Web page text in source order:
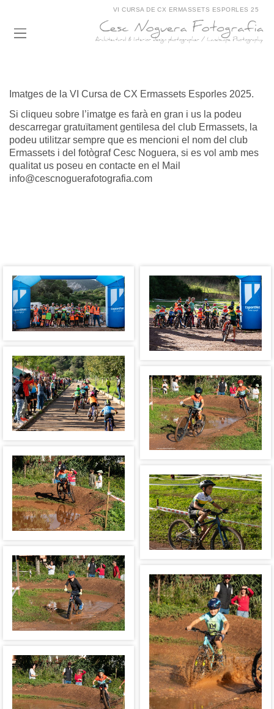
VI CURSA DE CX ERMASSETS ESPORLES 25
Imatges de la VI Cursa de CX Ermassets Esporles 2025.
Si cliqueu sobre l’imatge es farà en gran i us la podeu
descarregar gratuïtament gentilesa del club Ermassets, la
podeu utilitzar sempre que es mencioni el nom del club
Ermassets i del fotògraf Cesc Noguera, si es vol amb mes
qualitat us poseu en contacte en el Mail
info@cescnoguerafotografia.com